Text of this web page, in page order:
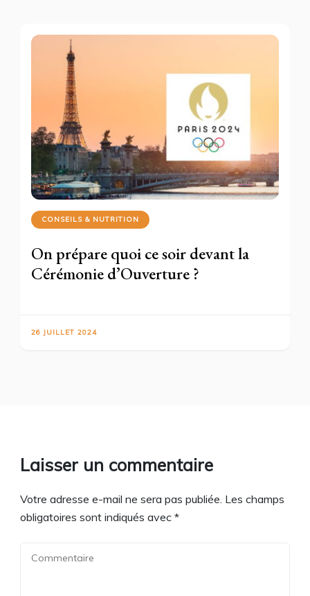
CONSEILS & NUTRITION
On prépare quoi ce soir devant la
Cérémonie d’Ouverture ?
26 JUILLET 2024
Laisser un commentaire
Votre adresse e-mail ne sera pas publiée. Les champs
obligatoires sont indiqués avec *